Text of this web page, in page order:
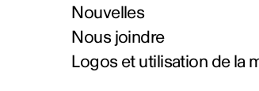
Nouvelles
Nous joindre
Logos et utilisation de la